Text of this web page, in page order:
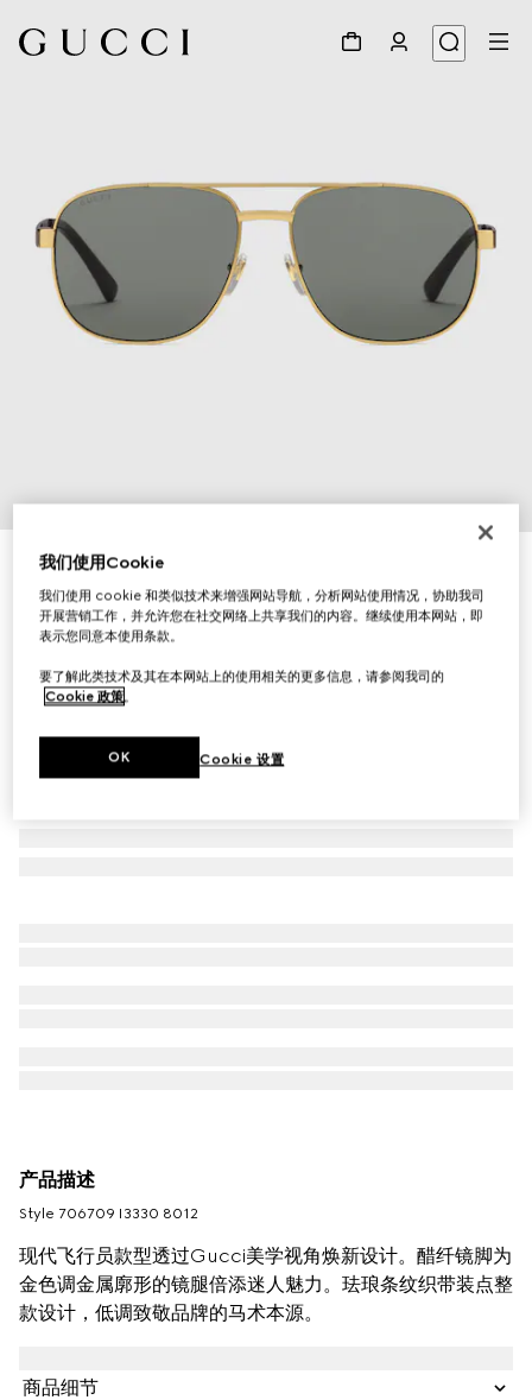
飞行员太阳眼镜
£365
相关款式金色调金属
产品描述
Style ‎706709 I3330 8012
现代飞行员款型透过Gucci美学视角焕新设计。醋纤镜脚为
金色调金属廓形的镜腿倍添迷人魅力。珐琅条纹织带装点整
款设计，低调致敬品牌的马术本源。
商品细节
我们使用Cookie
我们使用 cookie 和类似技术来增强网站导航，分析网站使用情况，协助我司
开展营销工作，并允许您在社交网络上共享我们的内容。继续使用本网站，即
表示您同意本使用条款。
要了解此类技术及其在本网站上的使用相关的更多信息，请参阅我司的
Cookie 政策。
Cookie 设置
OK